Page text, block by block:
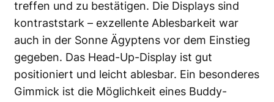
treffen und zu bestätigen. Die Displays sind
kontraststark – exzellente Ablesbarkeit war
auch in der Sonne Ägyptens vor dem Einstieg
gegeben. Das Head-Up-Display ist gut
positioniert und leicht ablesbar. Ein besonderes
Gimmick ist die Möglichkeit eines Buddy-